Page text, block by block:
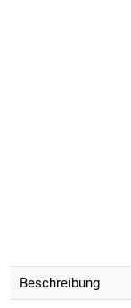
Beschreibung